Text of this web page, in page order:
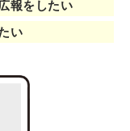
報をしたい
い